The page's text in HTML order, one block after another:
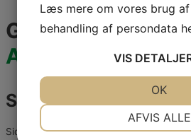
Grøn Energi til
Aulebjerg El
Service og salg af
Siden er under opbygning!
Læs mere om vores brug
behandling af persondata
VIS
AFVIS ALLE
OK